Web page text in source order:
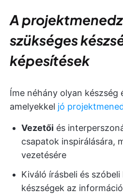
A
szükséges
képesítések
Íme néhány olyan készség
amelyekkel jó
Vezetői és
csapatok inspirálására,
vezetésére
Kiváló írásbeli és szóbeli
készségek az